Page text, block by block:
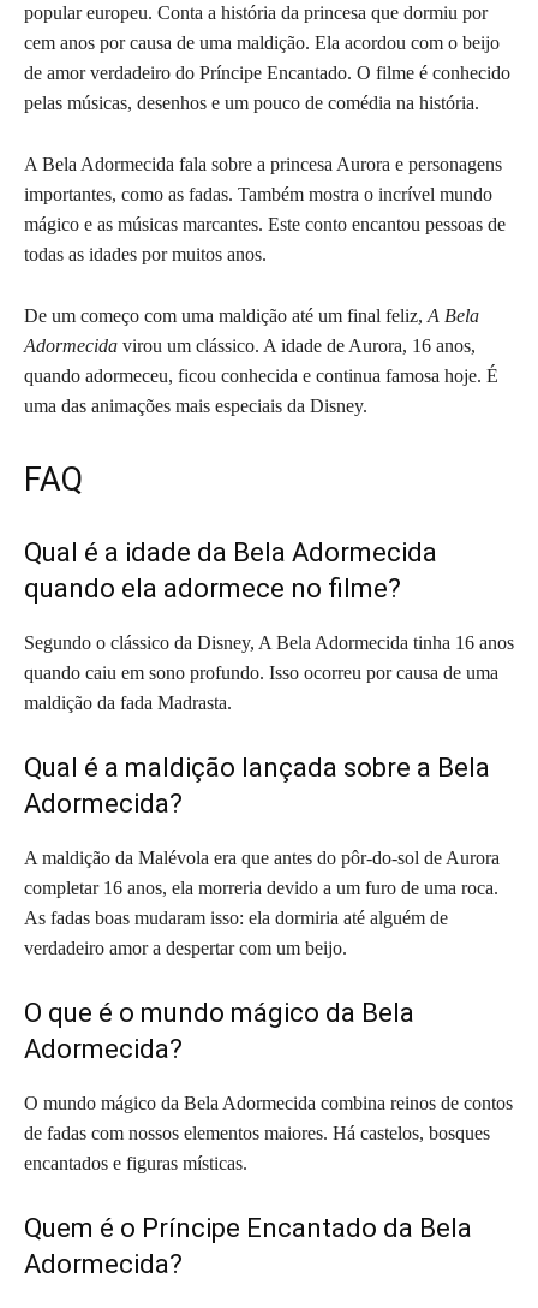
popular europeu. Conta a história da princesa que dormiu por
cem anos por causa de uma maldição. Ela acordou com o beijo
de amor verdadeiro do Príncipe Encantado. O filme é conhecido
pelas músicas, desenhos e um pouco de comédia na história.
A Bela Adormecida fala sobre a princesa Aurora e personagens
importantes, como as fadas. Também mostra o incrível mundo
mágico e as músicas marcantes. Este conto encantou pessoas de
todas as idades por muitos anos.
De um começo com uma maldição até um final feliz, A Bela
Adormecida virou um clássico. A idade de Aurora, 16 anos,
quando adormeceu, ficou conhecida e continua famosa hoje. É
uma das animações mais especiais da Disney.
FAQ
Qual é a idade da Bela Adormecida
quando ela adormece no filme?
Segundo o clássico da Disney, A Bela Adormecida tinha 16 anos
quando caiu em sono profundo. Isso ocorreu por causa de uma
maldição da fada Madrasta.
Qual é a maldição lançada sobre a Bela
Adormecida?
A maldição da Malévola era que antes do pôr-do-sol de Aurora
completar 16 anos, ela morreria devido a um furo de uma roca.
As fadas boas mudaram isso: ela dormiria até alguém de
verdadeiro amor a despertar com um beijo.
O que é o mundo mágico da Bela
Adormecida?
O mundo mágico da Bela Adormecida combina reinos de contos
de fadas com nossos elementos maiores. Há castelos, bosques
encantados e figuras místicas.
Quem é o Príncipe Encantado da Bela
Adormecida?